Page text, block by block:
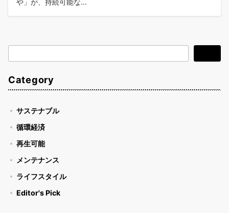
や」が、持続可能な…
索
Category
サステナブル
循環経済
再生可能
メンテナンス
ライフスタイル
Editor's Pick